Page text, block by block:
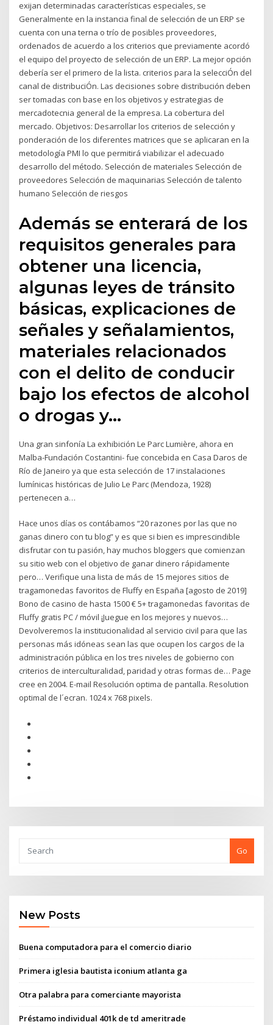
exijan determinadas características especiales, se
Generalmente en la instancia final de selección de un ERP se
cuenta con una terna o trío de posibles proveedores,
ordenados de acuerdo a los criterios que previamente acordó
el equipo del proyecto de selección de un ERP. La mejor opción
debería ser el primero de la lista. criterios para la selecciÓn del
canal de distribuciÓn. Las decisiones sobre distribución deben
ser tomadas con base en los objetivos y estrategias de
mercadotecnia general de la empresa. La cobertura del
mercado. Objetivos: Desarrollar los criterios de selección y
ponderación de los diferentes matrices que se aplicaran en la
metodología PMI lo que permitirá viabilizar el adecuado
desarrollo del método. Selección de materiales Selección de
proveedores Selección de maquinarias Selección de talento
humano Selección de riesgos
Además se enterará de los
requisitos generales para
obtener una licencia,
algunas leyes de tránsito
básicas, explicaciones de
señales y señalamientos,
materiales relacionados
con el delito de conducir
bajo los efectos de alcohol
o drogas y…
Una gran sinfonía La exhibición Le Parc Lumière, ahora en
Malba-Fundación Costantini- fue concebida en Casa Daros de
Río de Janeiro ya que esta selección de 17 instalaciones
lumínicas históricas de Julio Le Parc (Mendoza, 1928)
pertenecen a…
Hace unos días os contábamos “20 razones por las que no
ganas dinero con tu blog” y es que si bien es imprescindible
disfrutar con tu pasión, hay muchos bloggers que comienzan
su sitio web con el objetivo de ganar dinero rápidamente
pero… Verifique una lista de más de 15 mejores sitios de
tragamonedas favoritos de Fluffy en España [agosto de 2019]
Bono de casino de hasta 1500 € 5+ tragamonedas favoritas de
Fluffy gratis PC / móvil ¡Juegue en los mejores y nuevos…
Devolveremos la institucionalidad al servicio civil para que las
personas más idóneas sean las que ocupen los cargos de la
administración pública en los tres niveles de gobierno con
criterios de interculturalidad, paridad y otras formas de… Page
cree en 2004. E-mail Resolución optima de pantalla. Resolution
optimal de l´ecran. 1024 x 768 pixels.
Go
New Posts
Buena computadora para el comercio diario
Primera iglesia bautista iconium atlanta ga
Otra palabra para comerciante mayorista
Préstamo individual 401k de td ameritrade